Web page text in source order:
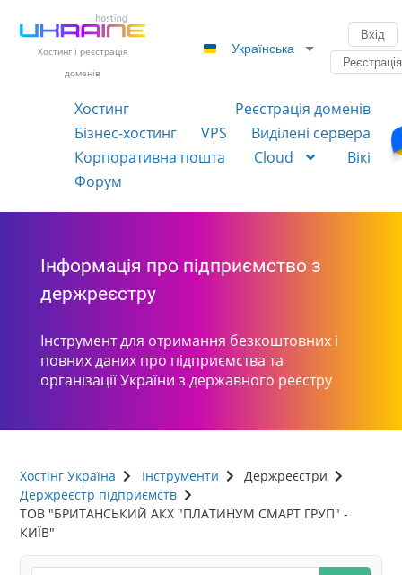
Хостинг і реєстрація
доменів
Українська
Вхід
Реєстрація
Хостинг
Реєстрація доменів
Бізнес-хостинг
VPS
Виділені сервера
Корпоративна пошта
Cloud
Вікі
Форум
Інформація про підприємство з
держреєстру
Інструмент для отримання безкоштовних і
повних даних про підприємства та
організації України з державного реєстру
Хостінг Україна Інструменти
Держреєстри
Держреєстр підприємств
ТОВ "БРИТАНСЬКИЙ АКХ "ПЛАТИНУМ СМАРТ ГРУП" -
КИЇВ"